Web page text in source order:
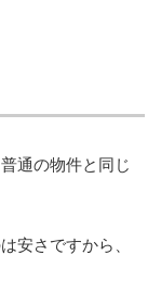
通の物件と同じ
安さですから、